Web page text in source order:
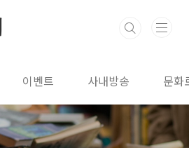
이벤트 사내방송 문화